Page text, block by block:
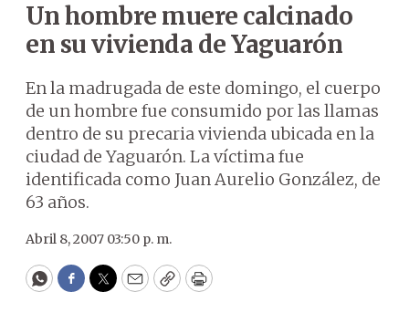
Un hombre muere calcinado
en su vivienda de Yaguarón
En la madrugada de este domingo, el cuerpo
de un hombre fue consumido por las llamas
dentro de su precaria vivienda ubicada en la
ciudad de Yaguarón. La víctima fue
identificada como Juan Aurelio González, de
63 años.
Abril 8, 2007 03:50 p. m.
WhatsApp
Facebook
Twitter
EmailCopyPrint